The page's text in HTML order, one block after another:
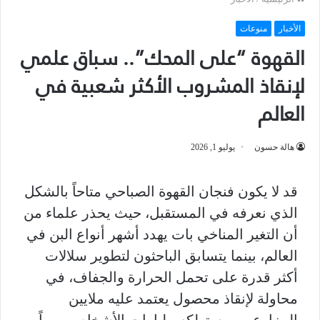
الأخبار منوعات
القهوة “على المحك”.. سباق علمي
لإنقاذ المشروب الأكثر شعبية في
العالم
هالة حسون يوليو 1, 2026
قد لا يكون فنجان القهوة الصباحي متاحاً بالشكل
الذي نعرفه في المستقبل، حيث يحذر علماء من
أن التغير المناخي بات يهدد أشهر أنواع البن في
العالم، بينما يتسابق الباحثون لتطوير سلالات
أكثر قدرة على تحمل الحرارة والجفاف، في
محاولة لإنقاذ محصول يعتمد عليه ملايين